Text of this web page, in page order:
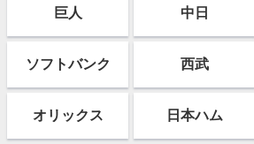
巨人 中日
ソフトバンク 西武
オリックス 日本ハム